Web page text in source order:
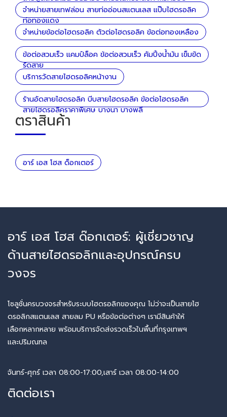
จำหน่ายสายเทฟล่อน สายท่ออ่อนสแตนเลส แป๊บไฮดรอลิค
ท่อทองแดง
จำหน่ายข้อต่อไฮดรอลิค ตัวต่อไฮดรอลิค ข้อต่อทองเหลือง
ข้อต่อสวมเร็ว แคมป์ล็อค ข้อต่อสวมเร็ว คัมปิ้งน้ำมัน เข็มขัด
รัดสาย
บริการวัดสายไฮดรอลิคหน้างาน
ร้านอัดสายไฮดรอลิค บีบสายไฮดรอลิค ข้อต่อไฮดรอลิค
สายไฮดรอลิคราคาพิเศษ บางนา บางพลี
ตราสินค้า
อาร์ เอส โฮส ด็อกเตอร์
อาร์ เอส โฮส ด๊อกเตอร์: ผู้เชี่ยวชาญ
ด้านสายไฮดรอลิกและอุปกรณ์ครบ
วงจร
โซลูชั่นครบวงจรสำหรับระบบไฮดรอลิกของคุณ ไม่ว่าจะเป็นสายไฮ
ดรอลิกสแตนเลส สายลม PU หรือข้อต่อต่างๆ เรามีสินค้าให้
เลือกหลากหลาย พร้อมบริการจัดส่งรวดเร็วในพื้นที่กรุงเทพฯ
และปริมณฑล
จันทร์-ศุกร์ เวลา 08:00-17:00,เสาร์ เวลา 08:00-14:00
ติดต่อเรา